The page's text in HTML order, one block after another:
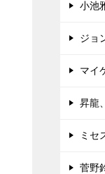
小池
ジョ
マイ
昇龍
ミセ
菅野